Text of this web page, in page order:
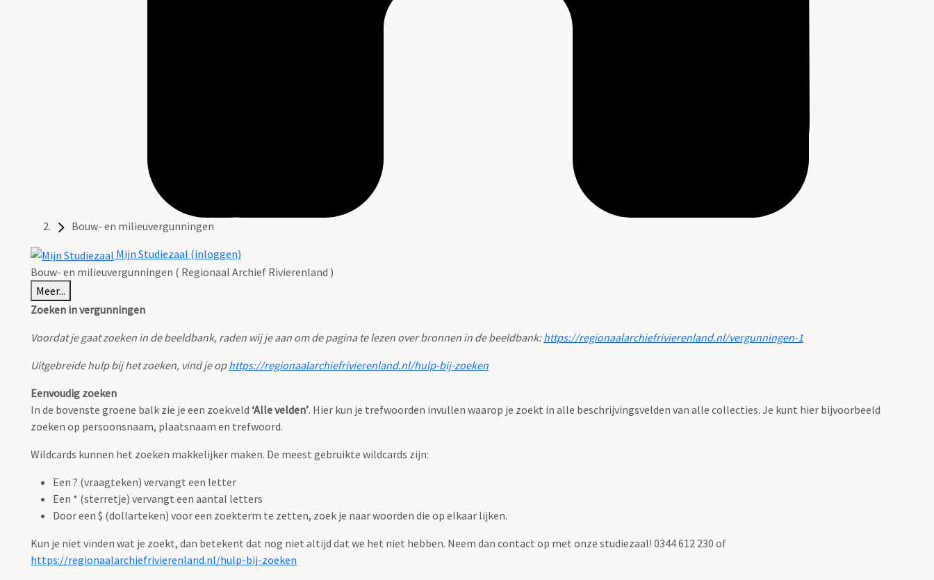
Bouw- en milieuvergunningen
Mijn Studiezaal (inloggen)
Bouw- en milieuvergunningen ( Regionaal Archief Rivierenland )
Meer...
Zoeken in vergunningen
Voordat je gaat zoeken in de beeldbank, raden wij je aan om de pagina te lezen over bronnen in de beeldbank:https://regionaalarchiefrivierenland.nl/vergunningen-1
Uitgebreide hulp bij het zoeken, vind je ophttps://regionaalarchiefrivierenland.nl/hulp-bij-zoeken
Eenvoudig zoeken
In de bovenste groene balk zie je een zoekveld ‘Alle velden’. Hier kun je trefwoorden invullen waarop je zoekt in alle beschrijvingsvelden van alle collecties. Je kunt hier bijvoorbeeld
zoeken op persoonsnaam, plaatsnaam en trefwoord.
Wildcards kunnen het zoeken makkelijker maken. De meest gebruikte wildcards zijn:
Een ? (vraagteken) vervangt een letter
Een * (sterretje) vervangt een aantal letters
Door een $ (dollarteken) voor een zoekterm te zetten, zoek je naar woorden die op elkaar lijken.
Kun je niet vinden wat je zoekt, dan betekent dat nog niet altijd dat we het niet hebben. Neem dan contact op met onze studiezaal! 0344 612 230 of
https://regionaalarchiefrivierenland.nl/hulp-bij-zoeken